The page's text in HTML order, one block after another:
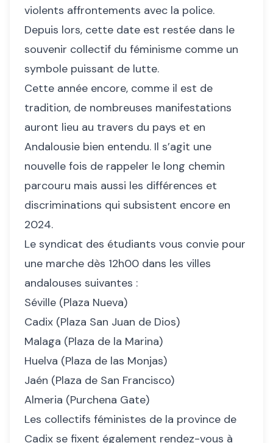
violents affrontements avec la police.
Depuis lors, cette date est restée dans le
souvenir collectif du féminisme comme un
symbole puissant de lutte.
Cette année encore, comme il est de
tradition, de nombreuses manifestations
auront lieu au travers du pays et en
Andalousie bien entendu. Il s’agit une
nouvelle fois de rappeler le long chemin
parcouru mais aussi les différences et
discriminations qui subsistent encore en
2024.
Le syndicat des étudiants vous convie pour
une marche dès 12h00 dans les villes
andalouses suivantes :
Séville (Plaza Nueva)
Cadix (Plaza San Juan de Dios)
Malaga (Plaza de la Marina)
Huelva (Plaza de las Monjas)
Jaén (Plaza de San Francisco)
Almeria (Purchena Gate)
Les collectifs féministes de la province de
Cadix se fixent également rendez-vous à